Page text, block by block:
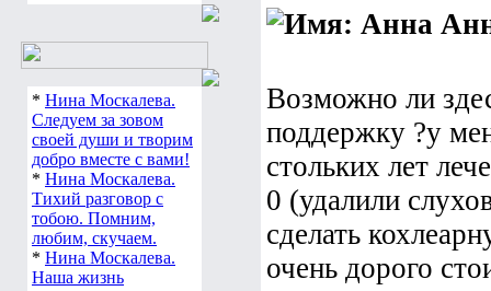
* Нина Москалева.
Следуем за зовом
своей души и творим
добро вместе с вами!
* Нина Москалева.
Тихий разговор с
тобою. Помним,
любим, скучаем.
* Нина Москалева.
Наша жизнь
Возможно ли
поддержку ?у
стольких лет
0 (удалили
сделать
очень дорого